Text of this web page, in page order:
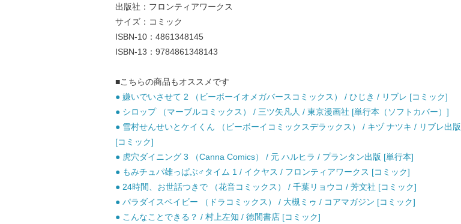
出版社：フロンティアワークス
サイズ：コミック
ISBN-10：4861348145
ISBN-13：9784861348143
■こちらの商品もオススメです
● 嫌いでいさせて 2 （ビーボーイオメガバースコミックス） / ひじき / リブレ [コミック]
● シロップ （マーブルコミックス） / 三ツ矢凡人 / 東京漫画社 [単行本（ソフトカバー）]
● 雪村せんせいとケイくん （ビーボーイコミックスデラックス） / キヅ ナツキ / リブレ出版
[コミック]
● 虎穴ダイニング 3 （Canna Comics） / 元 ハルヒラ / プランタン出版 [単行本]
● もみチュパ雄っぱぶ♂タイム 1 / イクヤス / フロンティアワークス [コミック]
● 24時間、お世話つきで （花音コミックス） / 千葉リョウコ / 芳文社 [コミック]
● パラダイスベイビー （ドラコミックス） / 大槻ミゥ / コアマガジン [コミック]
● こんなことできる？ / 村上左知 / 徳間書店 [コミック]